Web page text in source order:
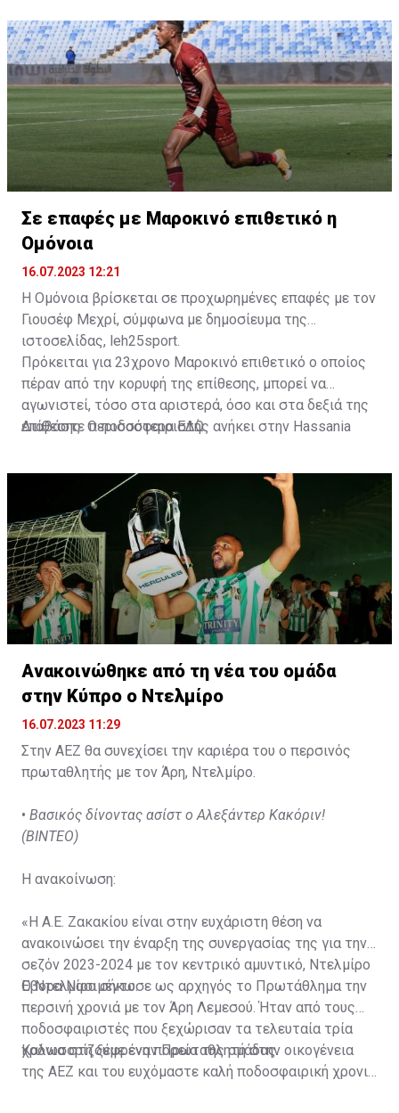
δώοσυν το παρών τους στην απογευματινή προπόνηση
της ομάδας.
Σε επαφές με Μαροκινό επιθετικό η
Ομόνοια
16.07.2023 12:21
Η Ομόνοια βρίσκεται σε προχωρημένες επαφές με τον
Γιουσέφ Μεχρί, σύμφωνα με δημοσίευμα της
ιστοσελίδας, leh25sport.
Πρόκειται για 23χρονο Μαροκινό επιθετικό ο οποίος
πέραν από την κορυφή της επίθεσης, μπορεί να
αγωνιστεί, τόσο στα αριστερά, όσο και στα δεξιά της
επίθεσης. Ο ποδοσφαιριστής ανήκει στην Hassania
2026.
Διαβάστε περισσότεραΕΔΩ.
Ανακοινώθηκε από τη νέα του ομάδα
στην Κύπρο ο Ντελμίρο
16.07.2023 11:29
Στην ΑΕΖ θα συνεχίσει την καριέρα του ο περσινός
πρωταθλητής με τον Άρη, Ντελμίρο.
• Βασικός δίνοντας ασίστ ο Αλεξάντερ Κακόριν!
(ΒΙΝΤΕΟ)
Η ανακοίνωση:
«Η Α.Ε. Ζακακίου είναι στην ευχάριστη θέση να
ανακοινώσει την έναρξη της συνεργασίας της για την
σεζόν 2023-2024 με τον κεντρικό αμυντικό, Ντελμίρο
Έβορα Νασιμέντο.
Ο Ντελμίρο σήκωσε ως αρχηγός το Πρωτάθλημα την
περσινή χρονιά με τον Άρη Λεμεσού. Ήταν από τους
ποδοσφαιριστές που ξεχώρισαν τα τελευταία τρία
χρόνια στη ξέφρενη πορεία της ομάδας.
Καλωσορίζουμε έναν Πρωταθλητή στην οικογένεια
της ΑΕΖ και του ευχόμαστε καλή ποδοσφαιρική χρονιά